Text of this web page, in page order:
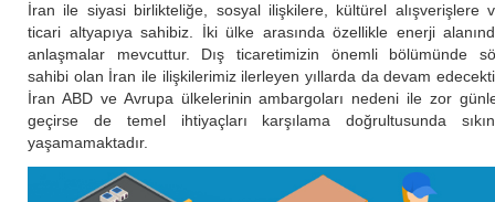
İran ile siyasi birlikteliğe, sosyal ilişkilere, kültürel alışverişlere
ticari altyapıya sahibiz. İki ülke arasında özellikle enerji
anlaşmalar mevcuttur. Dış ticaretimizin önemli bölümünde
sahibi olan İran ile ilişkilerimiz ilerleyen yıllarda da devam
İran ABD ve Avrupa ülkelerinin ambargoları nedeni ile zor
geçirse de temel ihtiyaçları karşılama doğrultusunda
yaşamamaktadır.